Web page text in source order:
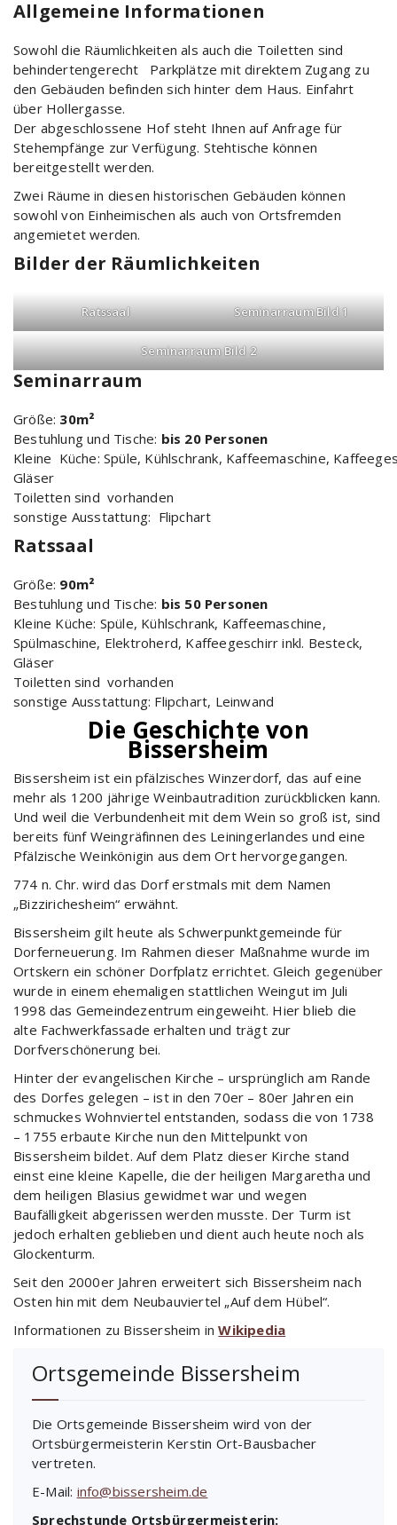
Allgemeine Informationen
Sowohl die Räumlichkeiten als auch die Toiletten sind
behindertengerecht Parkplätze mit direktem Zugang zu
den Gebäuden befinden sich hinter dem Haus. Einfahrt
über Hollergasse.
Der abgeschlossene Hof steht Ihnen auf Anfrage für
Stehempfänge zur Verfügung. Stehtische können
bereitgestellt werden.
Zwei Räume in diesen historischen Gebäuden können
sowohl von Einheimischen als auch von Ortsfremden
angemietet werden.
Bilder der Räumlichkeiten
Ratssaal Seminarraum Bild 1
Seminarraum Bild 2
Seminarraum
Größe: 30m²
Bestuhlung und Tische: bis 20 Personen
Kleine Küche: Spüle, Kühlschrank, Kaffeemaschine,
Gläser
Toiletten sind vorhanden
sonstige Ausstattung: Flipchart
Ratssaal
Größe: 90m²
Bestuhlung und Tische: bis 50 Personen
Kleine Küche: Spüle, Kühlschrank, Kaffeemaschine,
Spülmaschine, Elektroherd, Kaffeegeschirr inkl. Besteck,
Gläser
Toiletten sind vorhanden
sonstige Ausstattung: Flipchart, Leinwand
Die Geschichte von
Bissersheim
Bissersheim ist ein pfälzisches Winzerdorf, das auf eine
mehr als 1200 jährige Weinbautradition zurückblicken kann.
Und weil die Verbundenheit mit dem Wein so groß ist, sind
bereits fünf Weingräfinnen des Leiningerlandes und eine
Pfälzische Weinkönigin aus dem Ort hervorgegangen.
774 n. Chr. wird das Dorf erstmals mit dem Namen
„Bizzirichesheim“ erwähnt.
Bissersheim gilt heute als Schwerpunktgemeinde für
Dorferneuerung. Im Rahmen dieser Maßnahme wurde im
Ortskern ein schöner Dorfplatz errichtet. Gleich gegenüber
wurde in einem ehemaligen stattlichen Weingut im Juli
1998 das Gemeindezentrum eingeweiht. Hier blieb die
alte Fachwerkfassade erhalten und trägt zur
Dorfverschönerung bei.
Hinter der evangelischen Kirche – ursprünglich am Rande
des Dorfes gelegen – ist in den 70er – 80er Jahren ein
schmuckes Wohnviertel entstanden, sodass die von 1738
– 1755 erbaute Kirche nun den Mittelpunkt von
Bissersheim bildet. Auf dem Platz dieser Kirche stand
einst eine kleine Kapelle, die der heiligen Margaretha und
dem heiligen Blasius gewidmet war und wegen
Baufälligkeit abgerissen werden musste. Der Turm ist
jedoch erhalten geblieben und dient auch heute noch als
Glockenturm.
Seit den 2000er Jahren erweitert sich Bissersheim nach
Osten hin mit dem Neubauviertel „Auf dem Hübel“.
Informationen zu Bissersheim inWikipedia
Ortsgemeinde Bissersheim
Die Ortsgemeinde Bissersheim wird von der
Ortsbürgermeisterin Kerstin Ort-Bausbacher
vertreten.
E-Mail: info@bissersheim.de
Sprechstunde Ortsbürgermeisterin: